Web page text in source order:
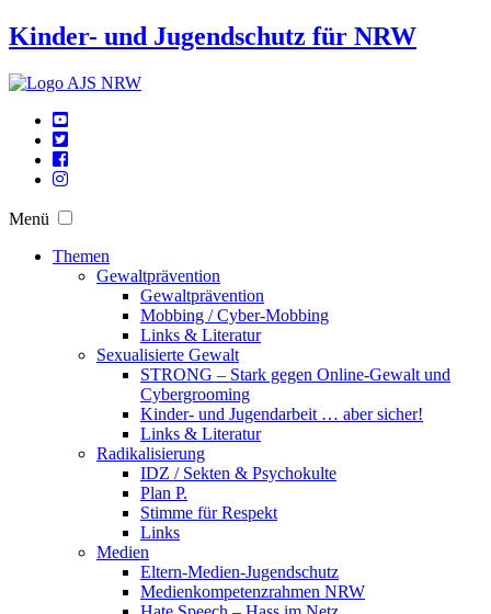
Kinder- und Jugendschutz für NRW
Menü
Themen
Gewaltprävention
Gewaltprävention
Mobbing / Cyber-Mobbing
Links & Literatur
Sexualisierte Gewalt
STRONG – Stark gegen Online-Gewalt und
Cybergrooming
Kinder- und Jugendarbeit … aber sicher!
Links & Literatur
Radikalisierung
IDZ / Sekten & Psychokulte
Plan P.
Stimme für Respekt
Links
Medien
Eltern-Medien-Jugendschutz
Medienkompetenzrahmen NRW